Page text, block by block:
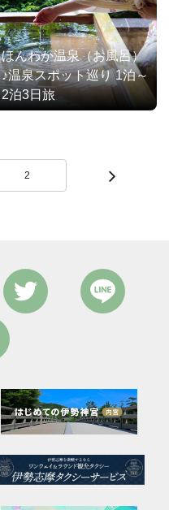
ほんわか温泉（お風呂）
♪温泉スポット巡り 1泊～
2泊3日旅
2